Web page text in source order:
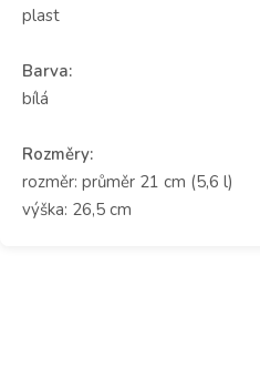
plast
Barva:
bílá
Rozměry:
rozměr: průměr 21 cm (5,6 l)
výška: 26,5 cm